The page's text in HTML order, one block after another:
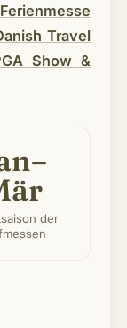
Ferienmesse
Travel
Show &
der